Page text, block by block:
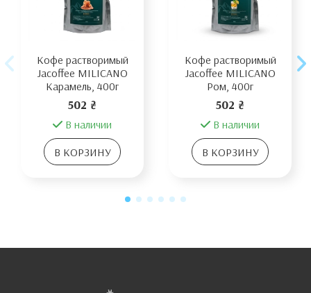
Кофе растворимый
Jacoffee MILICANO
Карамель, 400г
502 ₴
В наличии
В КОРЗИНУ
Кофе растворимый
Jacoffee MILICANO
Ром, 400г
502 ₴
В наличии
В КОРЗИНУ